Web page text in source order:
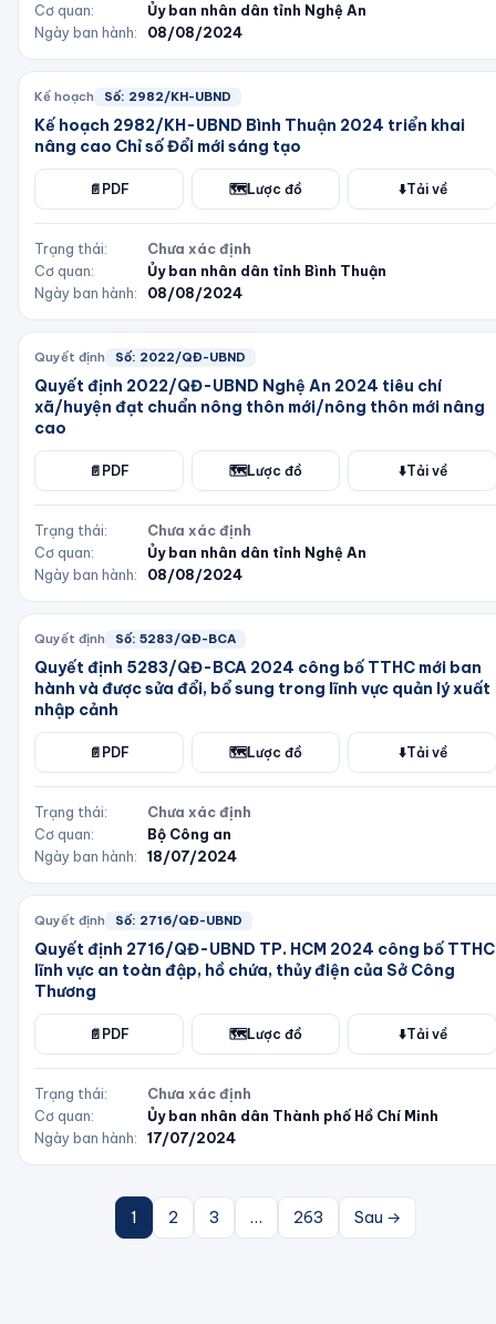
Cơ quan:
Ủy ban nhân dân tỉnh Nghệ An
Ngày ban hành:
08/08/2024
Kế hoạch Số: 2982/KH-UBND
Kế hoạch 2982/KH-UBND Bình Thuận 2024 triển khai
nâng cao Chỉ số Đổi mới sáng tạo
📄 PDF 🗺️Lược đồ ⬇️Tải về
Trạng thái:
Chưa xác định
Cơ quan:
Ủy ban nhân dân tỉnh Bình Thuận
Ngày ban hành:
08/08/2024
Quyết định Số: 2022/QĐ-UBND
Quyết định 2022/QĐ-UBND Nghệ An 2024 tiêu chí
xã/huyện đạt chuẩn nông thôn mới/nông thôn mới nâng
cao
📄 PDF 🗺️Lược đồ ⬇️Tải về
Trạng thái:
Chưa xác định
Cơ quan:
Ủy ban nhân dân tỉnh Nghệ An
Ngày ban hành:
08/08/2024
Quyết định Số: 5283/QĐ-BCA
Quyết định 5283/QĐ-BCA 2024 công bố TTHC mới ban
hành và được sửa đổi, bổ sung trong lĩnh vực quản lý xuất
nhập cảnh
📄 PDF 🗺️Lược đồ ⬇️Tải về
Trạng thái:
Chưa xác định
Cơ quan:
Bộ Công an
Ngày ban hành:
18/07/2024
Quyết định Số: 2716/QĐ-UBND
Quyết định 2716/QĐ-UBND TP. HCM 2024 công bố TTHC
lĩnh vực an toàn đập, hồ chứa, thủy điện của Sở Công
Thương
📄 PDF 🗺️Lược đồ ⬇️Tải về
Trạng thái:
Chưa xác định
Cơ quan:
Ủy ban nhân dân Thành phố Hồ Chí Minh
Ngày ban hành:
17/07/2024
1 2 3 … 263 Sau →